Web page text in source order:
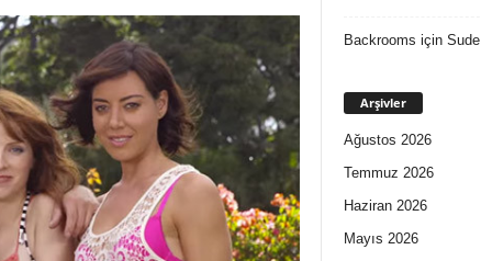
Backrooms için Sude
Arşivler
Ağustos 2026
Temmuz 2026
Haziran 2026
Mayıs 2026